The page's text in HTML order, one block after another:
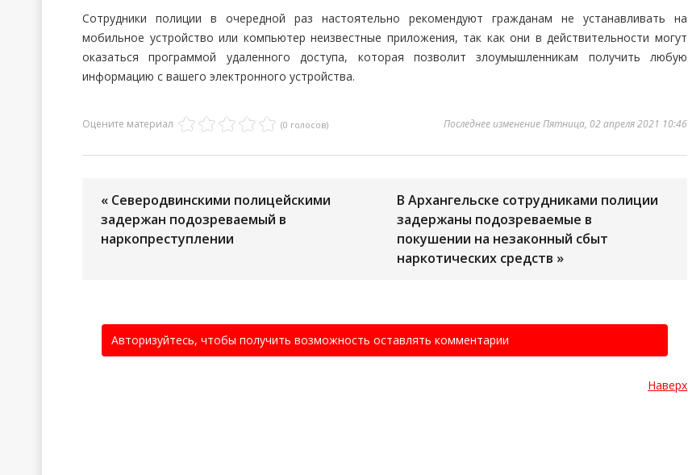
Сотрудники полиции в очередной раз настоятельно рекомендуют гражданам не устанавливать на
мобильное устройство или компьютер неизвестные приложения, так как они в действительности могут
оказаться программой удаленного доступа, которая позволит злоумышленникам получить любую
информацию с вашего электронного устройства.
Оцените материал (0 голосов) Последнее изменение Пятница, 02 апреля 2021 10:46
« Северодвинскими полицейскими
задержан подозреваемый в
наркопреступлении
В Архангельске сотрудниками полиции
задержаны подозреваемые в
покушении на незаконный сбыт
наркотических средств »
Авторизуйтесь, чтобы получить возможность оставлять комментарии
Наверх